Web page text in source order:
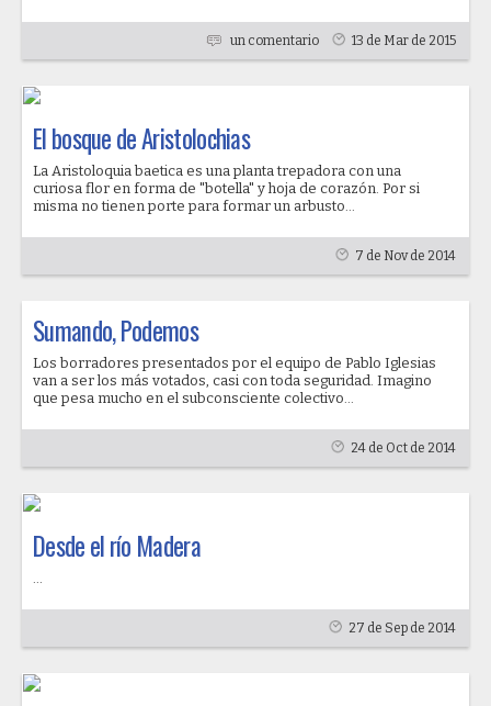
un comentario 13 de Mar de 2015
El bosque de Aristolochias
La Aristoloquia baetica es una planta trepadora con una
curiosa flor en forma de "botella" y hoja de corazón. Por si
misma no tienen porte para formar un arbusto...
7 de Nov de 2014
Sumando, Podemos
Los borradores presentados por el equipo de Pablo Iglesias
van a ser los más votados, casi con toda seguridad. Imagino
que pesa mucho en el subconsciente colectivo...
24 de Oct de 2014
Desde el río Madera
...
27 de Sep de 2014